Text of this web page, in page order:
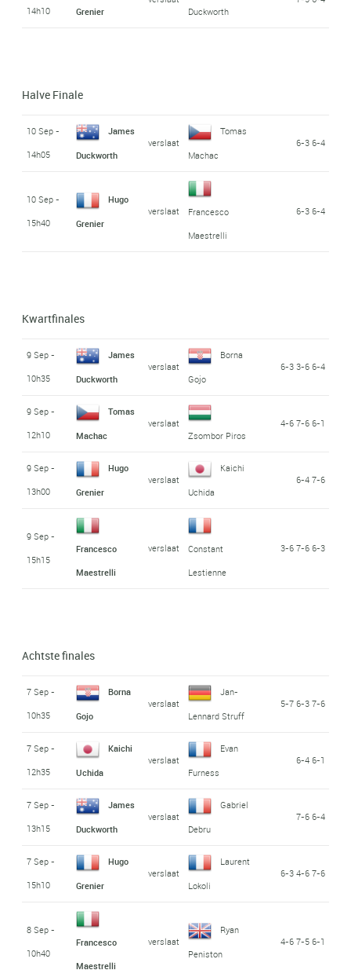
14h10
Grenier Duckworth
Halve Finale
10 Sep -
14h05
James
Duckworth
verslaat
Tomas
Machac
6-3 6-4
10 Sep -
15h40
Hugo
Grenier
verslaat
Francesco
Maestrelli
6-3 6-4
Kwartfinales
9 Sep -
10h35
James
Duckworth
verslaat
Borna
Gojo
6-3 3-6 6-4
9 Sep -
12h10
Tomas
Machac
verslaat
Zsombor Piros
4-6 7-6 6-1
9 Sep -
13h00
Hugo
Grenier
verslaat
Kaichi
Uchida
6-4 7-6
9 Sep -
15h15
Francesco
Maestrelli
verslaat
Constant
Lestienne
3-6 7-6 6-3
Achtste finales
7 Sep -
10h35
Borna
Gojo
verslaat
Jan-
Lennard Struff
5-7 6-3 7-6
7 Sep -
12h35
Kaichi
Uchida
verslaat
Evan
Furness
6-4 6-1
7 Sep -
13h15
James
Duckworth
verslaat
Gabriel
Debru
7-6 6-4
7 Sep -
15h10
Hugo
Grenier
verslaat
Laurent
Lokoli
6-3 4-6 7-6
8 Sep -
10h40
Francesco
Maestrelli
verslaat
Ryan
Peniston
4-6 7-5 6-1